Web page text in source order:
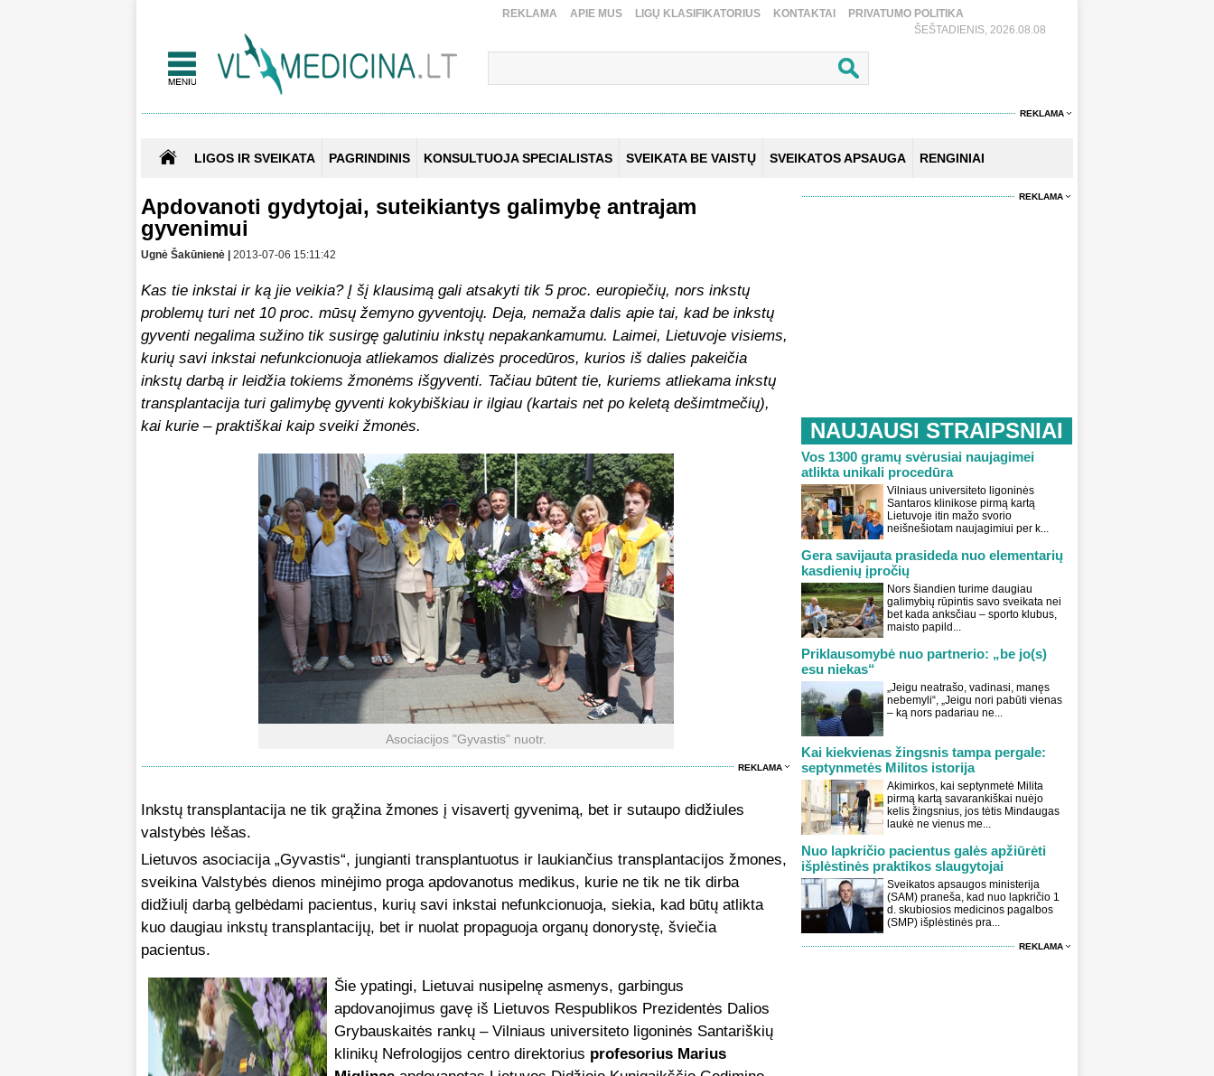
REKLAMA APIE MUS LIGŲ KLASIFIKATORIUS KONTAKTAI
PRIVATUMO POLITIKA
ŠEŠTADIENIS, 2026.08.08
REKLAMA
LIGOS IR SVEIKATA PAGRINDINIS KONSULTUOJA SPECIALISTAS SVEIKATA BE VAISTŲ SVEIKATOS APSAUGA RENGINIAI
Apdovanoti gydytojai, suteikiantys galimybę antrajam
gyvenimui
Ugnė Šakūnienė | 2013-07-06 15:11:42
Kas tie inkstai ir ką jie veikia? Į šį klausimą gali atsakyti tik 5 proc. europiečių, nors inkstų
problemų turi net 10 proc. mūsų žemyno gyventojų. Deja, nemaža dalis apie tai, kad be inkstų
gyventi negalima sužino tik susirgę galutiniu inkstų nepakankamumu. Laimei, Lietuvoje visiems,
kurių savi inkstai nefunkcionuoja atliekamos dializės procedūros, kurios iš dalies pakeičia
inkstų darbą ir leidžia tokiems žmonėms išgyventi. Tačiau būtent tie, kuriems atliekama inkstų
transplantacija turi galimybę gyventi kokybiškiau ir ilgiau (kartais net po keletą dešimtmečių),
kai kurie – praktiškai kaip sveiki žmonės.
Asociacijos "Gyvastis" nuotr.
REKLAMA
Inkstų transplantacija ne tik grąžina žmones į visavertį gyvenimą, bet ir sutaupo didžiules
valstybės lėšas.
Lietuvos asociacija „Gyvastis“, jungianti transplantuotus ir laukiančius transplantacijos žmones,
sveikina Valstybės dienos minėjimo proga apdovanotus medikus, kurie ne tik ne tik dirba
didžiulį darbą gelbėdami pacientus, kurių savi inkstai nefunkcionuoja, siekia, kad būtų atlikta
kuo daugiau inkstų transplantacijų, bet ir nuolat propaguoja organų donorystę, šviečia
pacientus.
Šie ypatingi, Lietuvai nusipelnę asmenys, garbingus
apdovanojimus gavę iš Lietuvos Respublikos Prezidentės Dalios
Grybauskaitės rankų – Vilniaus universiteto ligoninės Santariškių
klinikų Nefrologijos centro direktorius profesorius Marius
REKLAMA
NAUJAUSI STRAIPSNIAI
Vos 1300 gramų svėrusiai naujagimei
atlikta unikali procedūra
Vilniaus universiteto ligoninės
Santaros klinikose pirmą kartą
Lietuvoje itin mažo svorio
neišnešiotam naujagimiui per k...
Gera savijauta prasideda nuo elementarių
kasdienių įpročių
Nors šiandien turime daugiau
galimybių rūpintis savo sveikata nei
bet kada anksčiau – sporto klubus,
maisto papild...
Priklausomybė nuo partnerio: „be jo(s)
esu niekas“
„Jeigu neatrašo, vadinasi, manęs
nebemyli“, „Jeigu nori pabūti vienas
– ką nors padariau ne...
Kai kiekvienas žingsnis tampa pergale:
septynmetės Militos istorija
Akimirkos, kai septynmetė Milita
pirmą kartą savarankiškai nuėjo
kelis žingsnius, jos tėtis Mindaugas
laukė ne vienus me...
Nuo lapkričio pacientus galės apžiūrėti
išplėstinės praktikos slaugytojai
Sveikatos apsaugos ministerija
(SAM) praneša, kad nuo lapkričio 1
d. skubiosios medicinos pagalbos
(SMP) išplėstinės pra...
REKLAMA